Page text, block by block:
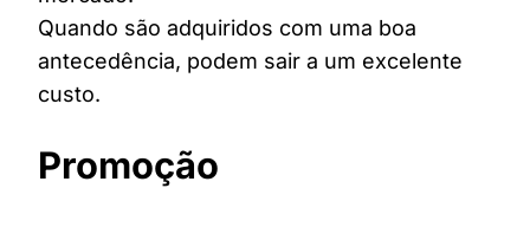
Quando são adquiridos com uma boa
antecedência, podem sair a um excelente
custo.
Promoção